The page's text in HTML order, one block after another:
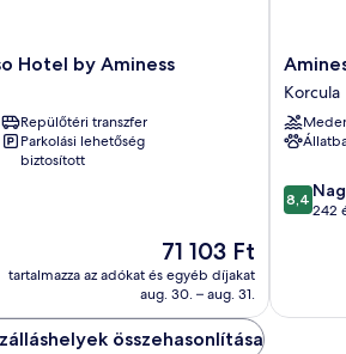
Hotel by Aminess
Repülőtéri transzfer
Parkolási lehetőség
biztosított
Az
71 103 Ft
71 103 Ft
tartalmazza az adókat és egyéb díjakat
aug. 30. – aug. 31.
Aminess
Vival
Port9
Resort
Korcula
Korcula
8.4
8,4
242
összehasonlítása